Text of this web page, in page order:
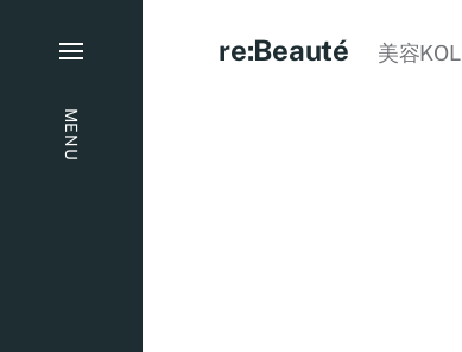
MENU
re:Beauté 美容